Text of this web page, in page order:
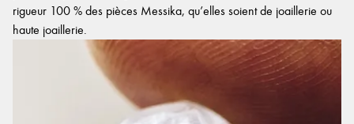
rigueur 100 % des pièces Messika, qu’elles soient de joaillerie ou
haute joaillerie.